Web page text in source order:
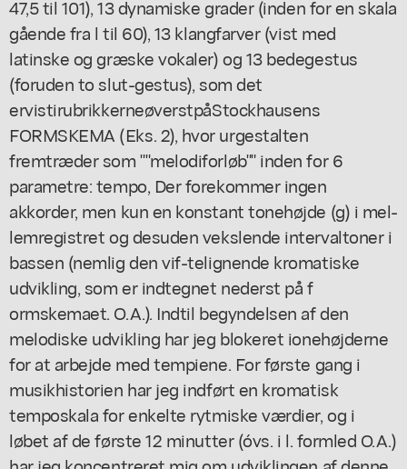
47,5 til 101), 13 dynamiske grader (inden for en skala
gående fra l til 60), 13 klangfarver (vist med
latinske og græske vokaler) og 13 bedegestus
(foruden to slut-gestus), som det
ervistirubrikkerneøverstpåStockhausens
FORMSKEMA (Eks. 2), hvor urgestalten
fremtræder som ""melodiforløb"" inden for 6
parametre: tempo, Der forekommer ingen
akkorder, men kun en konstant tonehøjde (g) i mel-
lemregistret og desuden vekslende intervaltoner i
bassen (nemlig den vif-telignende kromatiske
udvikling, som er indtegnet nederst på f
ormskemaet. O.A.). Indtil begyndelsen af den
melodiske udvikling har jeg blokeret ionehøjderne
for at arbejde med tempiene. For første gang i
musikhistorien har jeg indført en kromatisk
temposkala for enkelte rytmiske værdier, og i
løbet af de første 12 minutter (óvs. i l. formled O.A.)